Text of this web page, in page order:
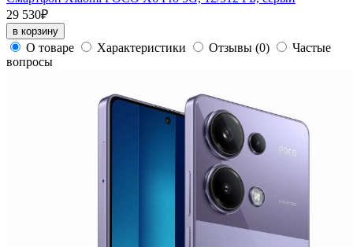
29 530₽
в корзину
О товаре Характеристики Отзывы (0)
Частые
вопросы